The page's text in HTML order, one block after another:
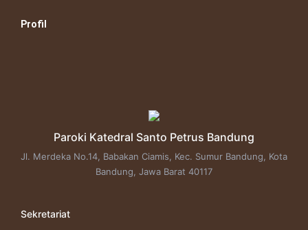
Profil
Paroki Katedral Santo Petrus Bandung
Jl. Merdeka No.14, Babakan Ciamis, Kec. Sumur Bandung, Kota
Bandung, Jawa Barat 40117
Sekretariat